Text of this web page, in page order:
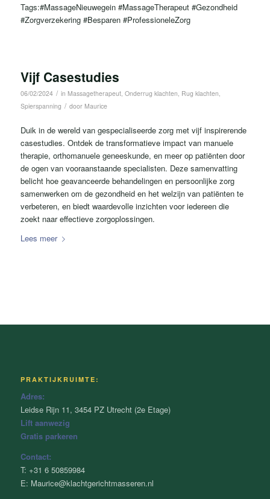
Tags:#MassageNieuwegein #MassageTherapeut #Gezondheid
#Zorgverzekering #Besparen #ProfessioneleZorg
Vijf Casestudies
06/02/2024 / in Massagetherapeut, Onderrug klachten Rug klachten
Spierspanning / door Maurice
Duik in de wereld van gespecialiseerde zorg met vijf inspirerende
casestudies. Ontdek de transformatieve impact van manuele
therapie, orthomanuele geneeskunde, en meer op patiënten door
de ogen van vooraanstaande specialisten. Deze samenvatting
belicht hoe geavanceerde behandelingen en persoonlijke zorg
samenwerken om de gezondheid en het welzijn van patiënten te
verbeteren, en biedt waardevolle inzichten voor iedereen die
zoekt naar effectieve zorgoplossingen.
Lees meer
PRAKTIJKRUIMTE:
Adres:
Leidse Rijn 11, 3454 PZ Utrecht (2e Etage)
Lift aanwezig
Gratis parkeren
Contact:
T: +31 6 50859984
E: Maurice@klachtgerichtmasseren.nl